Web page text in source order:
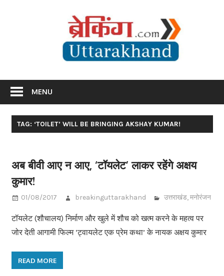
MENU
TAG: ‘TOILET’ WILL BE BRINGING AKSHAY KUMAR!
अब बीवी आए न आए, ‘टॉयलेट’ लाकर रहेंगे अक्षय
कुमार!
01/08/2017 breakinguttarakhand उत्तराखंड,मनोरंजन
टॉयलेट (शौचालय) निर्माण और खुले में शौच को खत्म करने के महत्व पर
जोर देती आगामी फिल्म ‘ट्वायलेट एक प्रेम कथा’ के नायक अक्षय कुमार
READ MORE